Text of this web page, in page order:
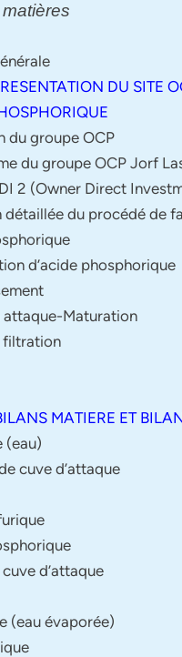
DU SITE
du groupe OCP
du groupe OCP Jorf
2 (Owner Direct
du procédé de
d’acide phosphorique
Maturation
filtration
MATIERE ET
(eau)
cuve d’attaque
d’attaque
(eau évaporée)